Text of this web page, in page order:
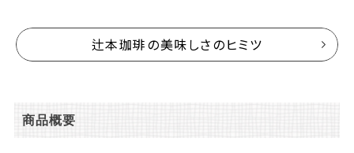
辻本珈琲の美味しさのヒミツ
商品概要